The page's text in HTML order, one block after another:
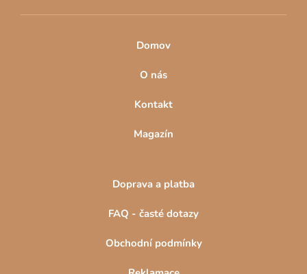
Domov
O nás
Kontakt
Magazín
Doprava a platba
FAQ - časté dotazy
Obchodní podmínky